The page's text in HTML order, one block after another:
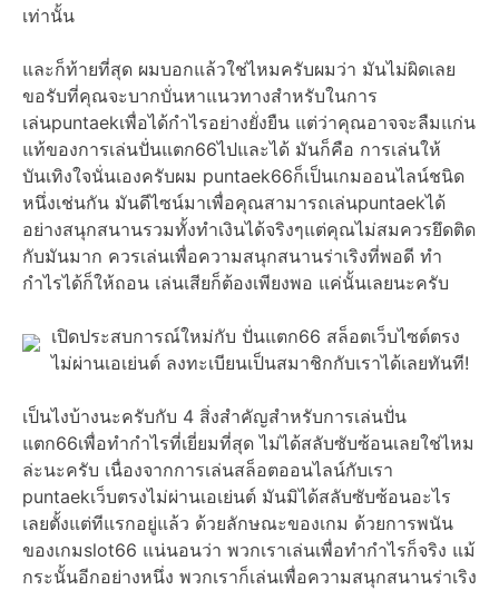
เท่านั้น
และก็ท้ายที่สุด ผมบอกแล้วใช่ไหมครับผมว่า มันไม่ผิดเลย
ขอรับที่คุณจะบากบั่นหาแนวทางสำหรับในการ
เล่นpuntaekเพื่อได้กำไรอย่างยั่งยืน แต่ว่าคุณอาจจะลืมแก่น
แท้ของการเล่นปั่นแตก66ไปและได้ มันก็คือ การเล่นให้
บันเทิงใจนั่นเองครับผม puntaek66ก็เป็นเกมออนไลน์ชนิด
หนึ่งเช่นกัน มันดีไซน์มาเพื่อคุณสามารถเล่นpuntaekได้
อย่างสนุกสนานรวมทั้งทำเงินได้จริงๆแต่คุณไม่สมควรยึดติด
กับมันมาก ควรเล่นเพื่อความสนุกสนานร่าเริงที่พอดี ทำ
กำไรได้ก็ให้ถอน เล่นเสียก็ต้องเพียงพอ แค่นั้นเลยนะครับ
เปิดประสบการณ์ใหม่กับ ปั่นแตก66 สล็อตเว็บไซต์ตรง
ไม่ผ่านเอเย่นต์ ลงทะเบียนเป็นสมาชิกกับเราได้เลยทันที!
เป็นไงบ้างนะครับกับ 4 สิ่งสำคัญสำหรับการเล่นปั่น
แตก66เพื่อทำกำไรที่เยี่ยมที่สุด ไม่ได้สลับซับซ้อนเลยใช่ไหม
ล่ะนะครับ เนื่องจากการเล่นสล็อตออนไลน์กับเรา
puntaekเว็บตรงไม่ผ่านเอเย่นต์ มันมิได้สลับซับซ้อนอะไร
เลยตั้งแต่ทีแรกอยู่แล้ว ด้วยลักษณะของเกม ด้วยการพนัน
ของเกมslot66 แน่นอนว่า พวกเราเล่นเพื่อทำกำไรก็จริง แม้
กระนั้นอีกอย่างหนึ่ง พวกเราก็เล่นเพื่อความสนุกสนานร่าเริง